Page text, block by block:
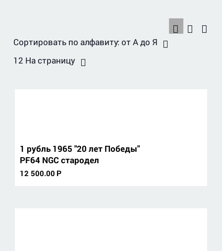
Сортировать по алфавиту: от А до Я
12 На страницу
1 рубль 1965 "20 лет Победы"
PF64 NGC стародел
12 500.00 Р